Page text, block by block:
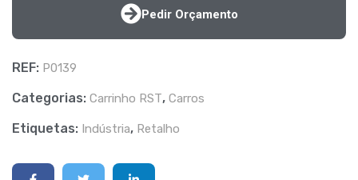
Pedir Orçamento
REF: P0139
Categorias: Carrinho RST, Carros
Etiquetas: Indústria, Retalho